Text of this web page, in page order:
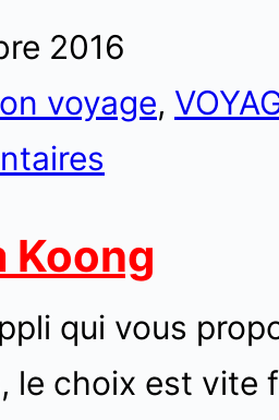
2016
voyage,
Koong
qui vous
le choix est vite